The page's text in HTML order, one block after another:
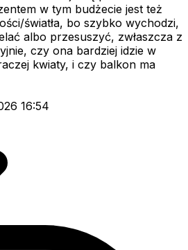
w tym budżecie jest też
światła, bo szybko wychodzi,
albo przesuszyć, zwłaszcza z
czy ona bardziej idzie w
kwiaty, i czy balkon ma
16:54